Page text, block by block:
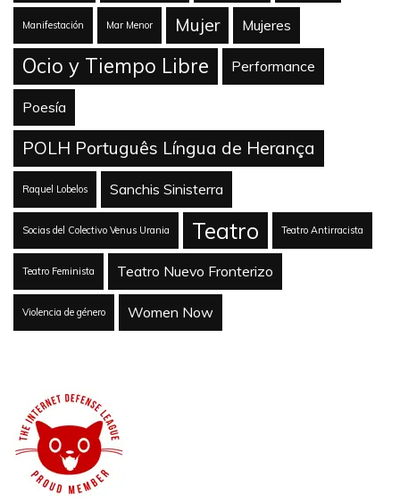
Manifestación Mar Menor Mujer Mujeres
Ocio y Tiempo Libre Performance
Poesía
POLH Português Língua de Herança
Raquel Lobelos Sanchis Sinisterra
Socias del Colectivo Venus Urania Teatro Teatro Antirracista
Teatro Feminista Teatro Nuevo Fronterizo
Violencia de género Women Now